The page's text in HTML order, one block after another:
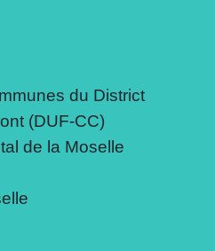
du District
(DUF-CC)
de la Moselle